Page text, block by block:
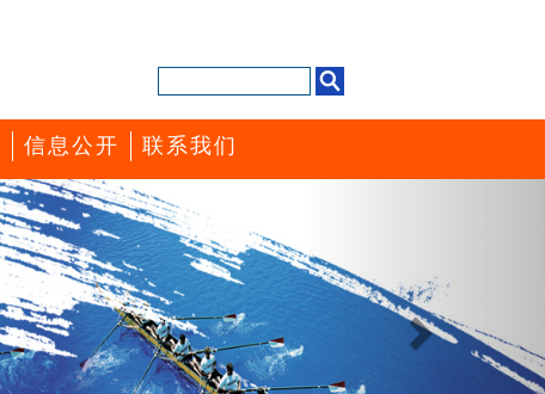
信息公开 联系我们